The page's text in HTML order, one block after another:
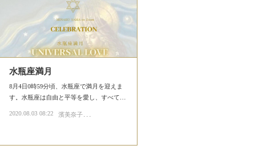
水瓶座満月
8月4日0時59分頃、水瓶座で満月を迎えま
す。水瓶座は自由と平等を愛し、すべて…
2020.08.03 08:22